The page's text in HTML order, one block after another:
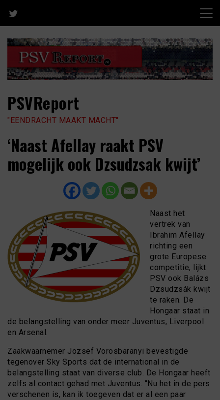
content
PSVReport
"EENDRACHT MAAKT MACHT"
‘Naast Afellay raakt PSV
mogelijk ook Dzsudzsak kwijt’
Naast het
vertrek van
Ibrahim Afellay
richting een
grote Europese
competitie, lijkt
PSV ook Balázs
Dzsudzsák kwijt
te raken. De
Hongaar staat in
de belangstelling van onder meer Juventus, Liverpool
en Arsenal.
Zaakwaarnemer Jozsef Vorosbaranyi bevestigde
tegenover Sky Sports dat de international in de
belangstelling staat van diverse club. De Hongaar heeft
zelfs al contact gehad met Juventus. “Nu het in de pers
verschenen is, kan ik toegeven dat er al een paar